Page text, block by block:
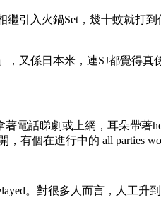
引入火鍋Set，幾十蚊就打
又係日本米，連SJ都覺得
電話睇劇或上網，耳朵帶
有個在進行中的 all parties
。對很多人而言，人工升到